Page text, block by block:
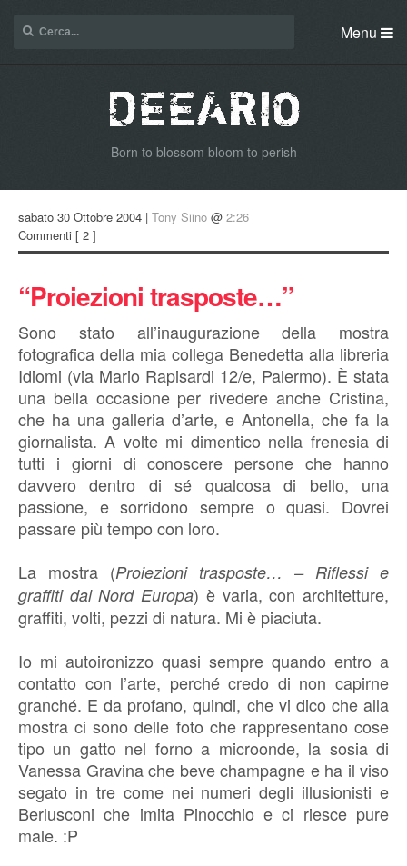
Menu
Born to blossom bloom to perish
sabato 30 Ottobre 2004 | Tony Siino @ 2:26
Commenti [ 2 ]
“Proiezioni trasposte…”
Sono stato all’inaugurazione della mostra
fotografica della mia collega Benedetta alla libreria
Idiomi (via Mario Rapisardi 12/e, Palermo). È stata
una bella occasione per rivedere anche Cristina,
che ha una galleria d’arte, e Antonella, che fa la
giornalista. A volte mi dimentico nella frenesia di
tutti i giorni di conoscere persone che hanno
davvero dentro di sé qualcosa di bello, una
passione, e sorridono sempre o quasi. Dovrei
passare più tempo con loro.
La mostra (Proiezioni trasposte… – Riflessi e
graffiti dal Nord Europa) è varia, con architetture,
graffiti, volti, pezzi di natura. Mi è piaciuta.
Io mi autoironizzo quasi sempre quando entro a
contatto con l’arte, perché credo di non capirne
granché. E da profano, quindi, che vi dico che alla
mostra ci sono delle foto che rappresentano cose
tipo un gatto nel forno a microonde, la sosia di
Vanessa Gravina che beve champagne e ha il viso
segato in tre come nei numeri degli illusionisti e
Berlusconi che imita Pinocchio e ci riesce pure
male. :P